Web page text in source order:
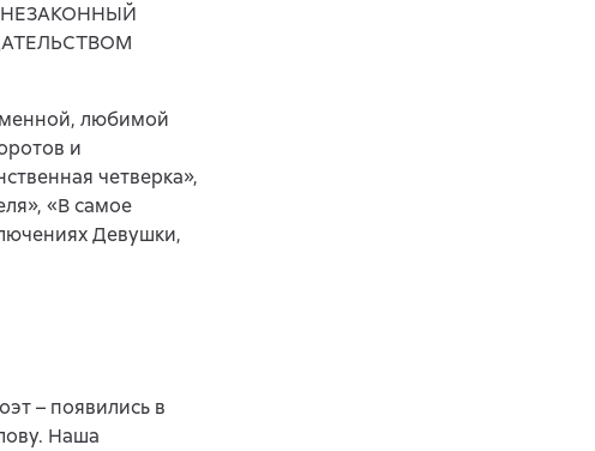
любимой
и
четверка»,
«В самое
Девушки,
– появились в
Наша